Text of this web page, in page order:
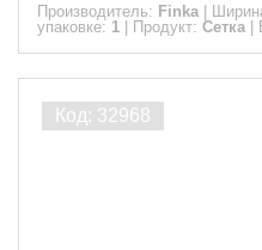
Производитель: Finka
упаковке: 1 Продукт: Сетка